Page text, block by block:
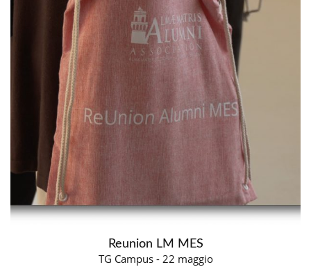
Reunion LM MES
TG Campus - 22 maggio